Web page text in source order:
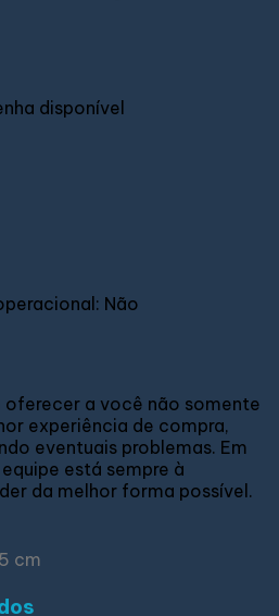
disponível
Não
oferecer a você não somente
experiência de compra,
eventuais problemas. Em
está sempre à
da melhor forma possível.
cm